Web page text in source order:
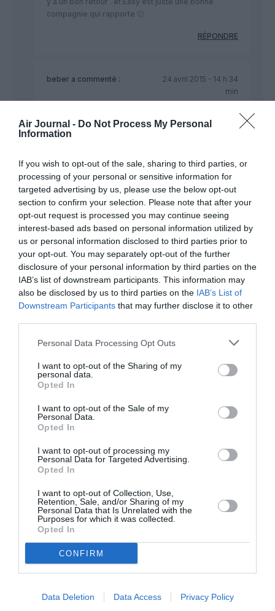
Air Journal - Do Not Process My Personal
Information
If you wish to opt-out of the sale, sharing to third parties, or
processing of your personal or sensitive information for
targeted advertising by us, please use the below opt-out
section to confirm your selection. Please note that after your
opt-out request is processed you may continue seeing
interest-based ads based on personal information utilized by
us or personal information disclosed to third parties prior to
your opt-out. You may separately opt-out of the further
disclosure of your personal information by third parties on the
IAB’s list of downstream participants. This information may
also be disclosed by us to third parties on the IAB’s List of
Downstream Participants that may further disclose it to other
Personal Data Processing Opt Outs
I want to opt-out of the Sharing of my
personal data.
Opted In
I want to opt-out of the Sale of my
Personal Data.
Opted In
I want to opt-out of processing my
Personal Data for Targeted Advertising.
Opted In
I want to opt-out of Collection, Use,
Retention, Sale, and/or Sharing of my
Personal Data that Is Unrelated with the
Purposes for which it was collected.
Opted In
CONFIRM
Data Deletion Data Access Privacy Policy
compagnie qui rapporte 🙂
RÉPONDRE
beber a commenté :
24 avril 2015 - 14 h 34
min
mignardises ce n’était plus nécessaire, la
commande d’avions ayant déjà été signée.
chiefpilota commenté :
23 avril 2015 - 8 h 10 min
c’est quoi ce commentaire ?
RÉPONDRE
Alain45a commenté :
23 avril 2015 - 8 h 19 min
Souhaitons le même succès à Transavia. Avec 31 avions
depuis 1965……
Quand même une sacré progression pour les britanniques
Ryanair et Easy jet avec 550 avions !
a commenté :
Bravo eazy jet bonne continuation
ArthurPNCa commenté :
23 avril 2015 - 9 h 21 min
Tous les Airbus de la famille A320 ne sont pas assemblés à
Toulouse et ceux d’easyJet sont pour 90% assemblés à
Hambourg! 😉 Même si le consortium est Européen et que le
Bravo à easyJet en tout cas, espérons qu’une compagnie